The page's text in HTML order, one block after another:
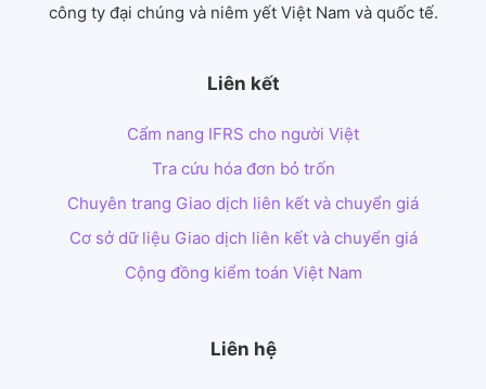
công ty đại chúng và niêm yết Việt Nam và quốc tế.
Liên kết
Cẩm nang IFRS cho người Việt
Tra cứu hóa đơn bỏ trốn
Chuyên trang Giao dịch liên kết và chuyển giá
Cơ sở dữ liệu Giao dịch liên kết và chuyển giá
Cộng đồng kiểm toán Việt Nam
Liên hệ